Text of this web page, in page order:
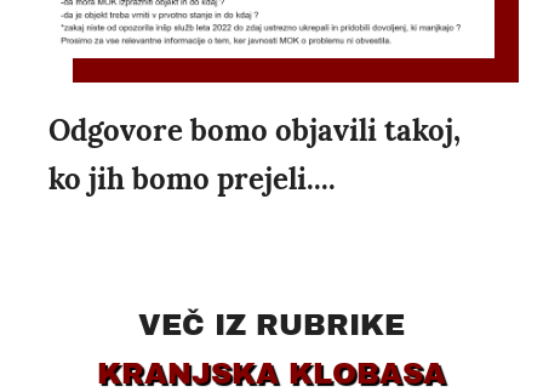
Odgovore bomo objavili takoj,
ko jih bomo prejeli....
VEČ IZ RUBRIKE
KRANJSKA KLOBASA